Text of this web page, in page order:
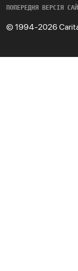
ПОПЕРЕДНЯ ВЕРСІЯ
© 1994-2026